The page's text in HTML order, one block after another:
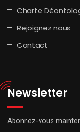
Charte
Rejoignez nous
Contact
Newsletter
Abonnez-vous